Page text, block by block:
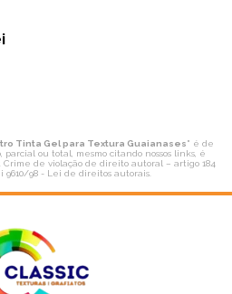
Tinta Gel para Textura Guaianases" é de
ou total, mesmo citando nossos links, é
Crime de violação de direito autoral – artigo 184
9610/98 - Lei de direitos autorais.